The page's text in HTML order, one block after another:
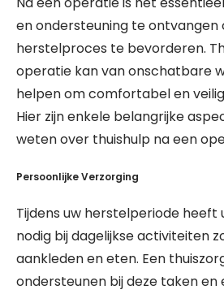
en ondersteuning te ontvangen
herstelproces te bevorderen.
operatie kan van onschatbare
helpen om comfortabel en
Hier zijn enkele belangrijke
weten over thuishulp na een
Persoonlijke Verzorging
Tijdens uw herstelperiode heeft
nodig bij dagelijkse activiteiten
aankleden en eten. Een
ondersteunen bij deze taken